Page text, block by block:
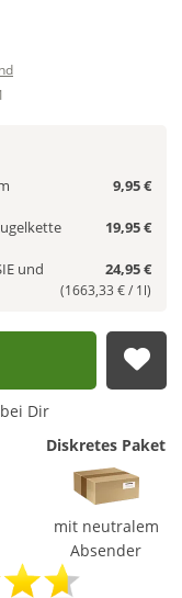
9,95 €
19,95 €
und
24,95 €
(1663,33 € / 1l)
Dir
Diskretes Paket
mit neutralem
Absender